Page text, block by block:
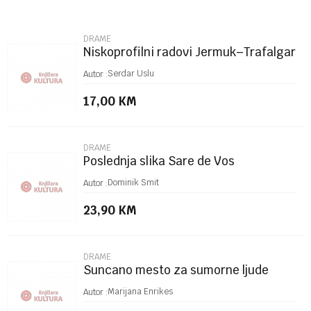
Poruka
POŠALJI
DRAME
Niskoprofilni radovi Jermuk–Trafalgar
Autor :Serdar Uslu
17,00 KM
DRAME
Poslednja slika Sare de Vos
Autor :Dominik Smit
23,90 KM
DRAME
Suncano mesto za sumorne ljude
Autor :Marijana Enrikes